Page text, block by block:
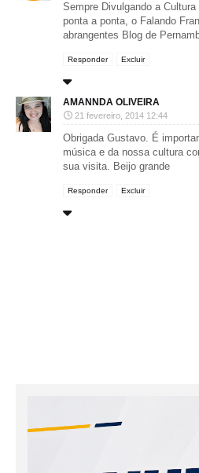
Sempre Divulgando a
ponta a ponta, o Falando
abrangentes Blog de
Responder Excluir
AMANNDA OLIVEIRA
21 fevereiro, 2014 12:44
Obrigada Gustavo. É
música e da nossa cultura
sua visita. Beijo grande
Responder Excluir